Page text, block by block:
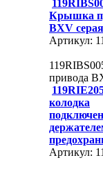
Крышка
BXV серая
Артикул:
привода
колодка
Артикул: